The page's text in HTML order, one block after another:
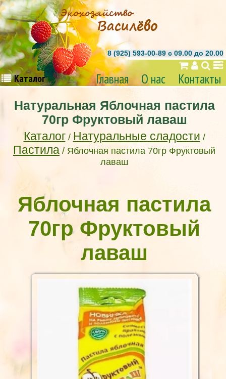
8 (925) 593-00-89 c 09.00 до 20.00
Каталог Главная О нас Контакты
Натуральная Яблочная пастила
70гр Фруктовый лаваш
Каталог/ Натуральные сладости /
Пастила / Яблочная пастила 70гр Фруктовый
лаваш
Яблочная пастила
70гр Фруктовый
лаваш